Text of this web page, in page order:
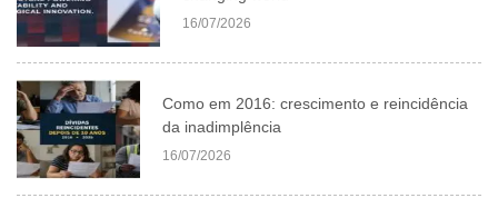
16/07/2026
Como em 2016: crescimento e reincidência
da inadimplência
16/07/2026